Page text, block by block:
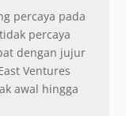
percaya pada
percaya
dengan jujur
Ventures
awal hingga